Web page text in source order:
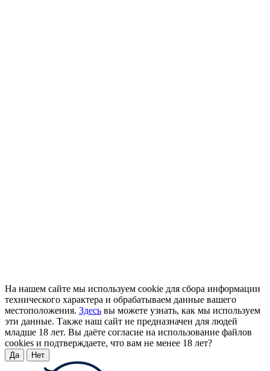
На нашем сайте мы используем cookie для сбора информации
технического характера и обрабатываем данные вашего
местоположения. Здесь вы можете узнать, как мы используем
эти данные. Также наш сайт не предназначен для людей
младше 18 лет. Вы даёте согласие на использование файлов
cookies и подтверждаете, что вам не менее 18 лет?
Да Нет